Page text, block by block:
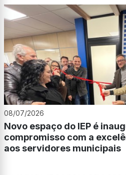
08/07/2026
Novo espaço do IEP é
compromisso com a
aos servidores municipais